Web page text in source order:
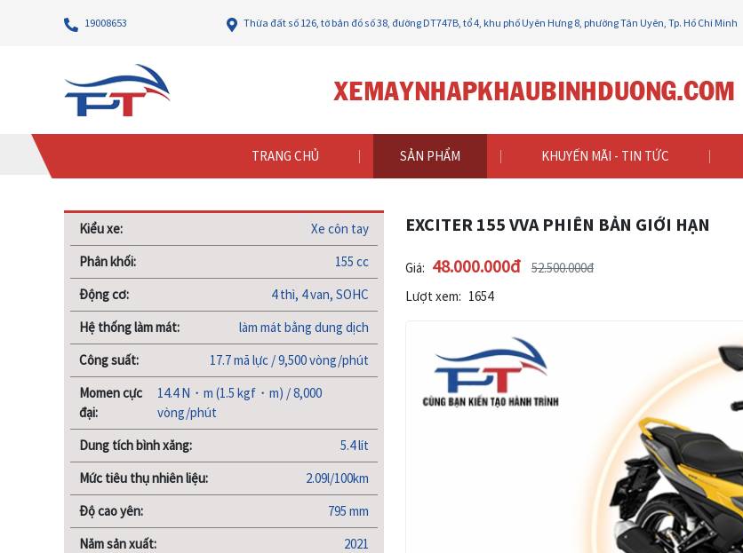
19008653 Thừa đất số 126, tờ bản đồ số 38, đường DT747B, tổ 4, khu phố Uyên Hưng 8, phường Tân Uyên, Tp. Hồ Chí Minh
TRANG CHỦ SẢN PHẨM KHUYẾN MÃI - TIN TỨC
XE CÔN TAY YAMAHA EXCITER 155 VVA PHIÊN BẢN GIỚI HẠN
Kiểu xe:
Xe côn tay
Phân khối:
155 cc
Động cơ:
4 thì, 4 van, SOHC
Hệ thống làm mát:
làm mát bằng dung dịch
Công suất:
17.7 mã lực / 9,500 vòng/phút
Momen cực
đại:
14.4 N・m (1.5 kgf・m) / 8,000
vòng/phút
Dung tích bình xăng:
5.4 lít
Mức tiêu thụ nhiên liệu:
2.09l/100km
Độ cao yên:
795 mm
Năm sản xuất:
2021
EXCITER 155 VVA PHIÊN BẢN GIỚI HẠN
Giá: 48.000.000đ
52.500.000đ
Lượt xem: 1654